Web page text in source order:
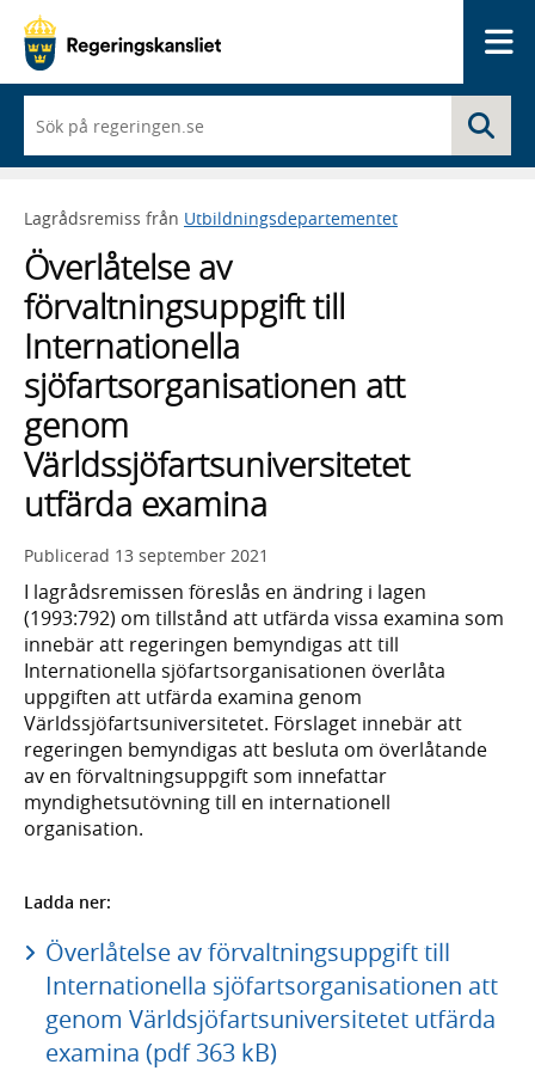
du
börjar
skriva
framträder
lista
med
sökförslag
Lagrådsremiss från Utbildningsdepartementet
Överlåtelse av
förvaltningsuppgift till
Internationella
sjöfartsorganisationen att
genom
Världssjöfartsuniversitetet
utfärda examina
Publicerad 13 september 2021
I lagrådsremissen föreslås en ändring i lagen
(1993:792) om tillstånd att utfärda vissa examina som
innebär att regeringen bemyndigas att till
Internationella sjöfartsorganisationen överlåta
uppgiften att utfärda examina genom
Världssjöfartsuniversitetet. Förslaget innebär att
regeringen bemyndigas att besluta om överlåtande
av en förvaltningsuppgift som innefattar
myndighetsutövning till en internationell
organisation.
Ladda ner:
Överlåtelse av förvaltningsuppgift till
Internationella sjöfartsorganisationen att
genom Världsjöfartsuniversitetet utfärda
examina (pdf 363 kB)